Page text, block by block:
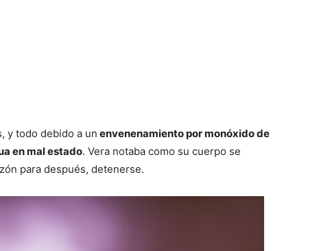
y todo debido a un envenenamiento por monóxido de
en mal estado. Vera notaba como su cuerpo se
para después, detenerse.